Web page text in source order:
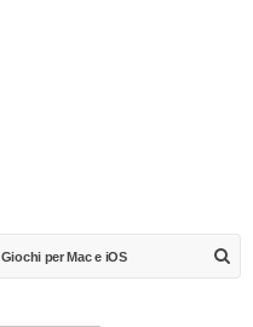
Giochi per Mac e iOS